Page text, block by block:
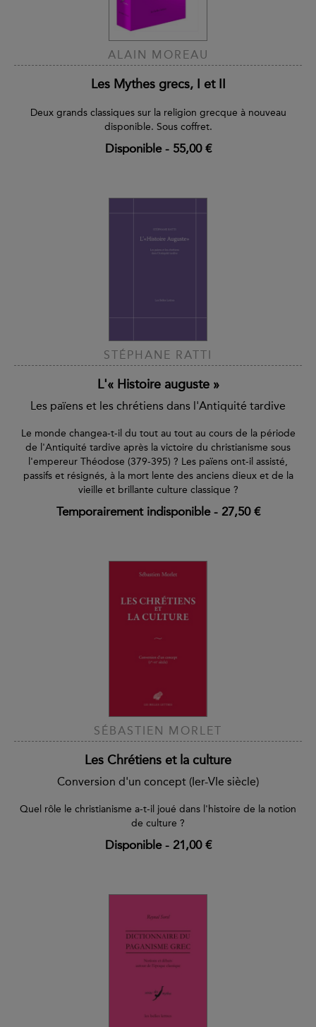
ALAIN MOREAU
Les Mythes grecs, I et II
Deux grands classiques sur la religion grecque à nouveau
disponible. Sous coffret.
Disponible- 55,00 €
STÉPHANE RATTI
L'« Histoire auguste »
Les païens et les chrétiens dans l'Antiquité tardive
Le monde changea-t-il du tout au tout au cours de la période
de l'Antiquité tardive après la victoire du christianisme sous
l'empereur Théodose (379-395) ? Les païens ont-il assisté,
passifs et résignés, à la mort lente des anciens dieux et de la
vieille et brillante culture classique ?
Temporairement indisponible- 27,50 €
SÉBASTIEN MORLET
Les Chrétiens et la culture
Conversion d'un concept (Ier-VIe siècle)
Quel rôle le christianisme a-t-il joué dans l'histoire de la notion
de culture ?
Disponible- 21,00 €